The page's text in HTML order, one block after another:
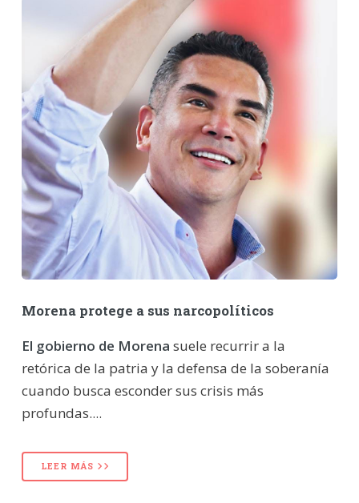
Morena protege a sus narcopolíticos
El gobierno de Morena suele recurrir a la
retórica de la patria y la defensa de la soberanía
cuando busca esconder sus crisis más
profundas....
LEER MÁS